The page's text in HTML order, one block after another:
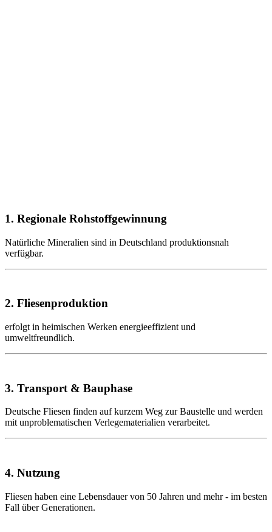
1. Regionale Rohstoffgewinnung
Natürliche Mineralien sind in Deutschland produktionsnah
verfügbar.
2. Fliesenproduktion
erfolgt in heimischen Werken energieeffizient und
umweltfreundlich.
3. Transport & Bauphase
Deutsche Fliesen finden auf kurzem Weg zur Baustelle und werden
mit unproblematischen Verlegematerialien verarbeitet.
4. Nutzung
Fliesen haben eine Lebensdauer von 50 Jahren und mehr - im besten
Fall über Generationen.